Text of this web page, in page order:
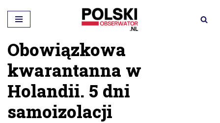
Przejdź
do
treści
Obowiązkowa
kwarantanna w
Holandii. 5 dni
samoizolacji